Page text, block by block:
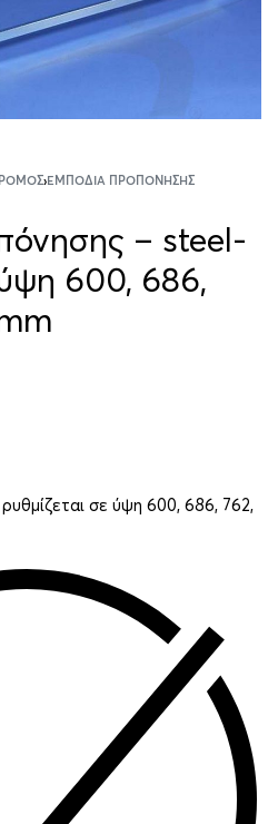
›ΕΜΠΌΔΙΑ ΠΡΟΠΌΝΗΣΗΣ
– steel-
600, 686,
σε ύψη 600, 686, 762,